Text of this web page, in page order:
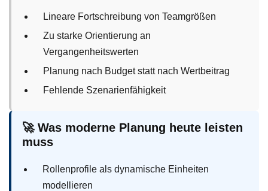
Lineare Fortschreibung von Teamgrößen
Zu starke Orientierung an
Vergangenheitswerten
Planung nach Budget statt nach Wertbeitrag
Fehlende Szenarienfähigkeit
🚀 Was moderne Planung heute leisten
muss
Rollenprofile als dynamische Einheiten
modellieren